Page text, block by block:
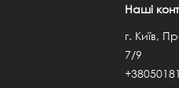
Наші
г. Київ,
7/9